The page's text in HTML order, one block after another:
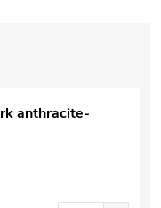
anthracite-